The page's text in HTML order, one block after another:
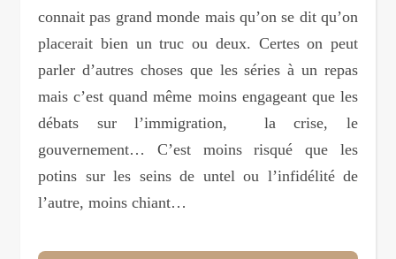
connait pas grand monde mais qu’on se dit qu’on
placerait bien un truc ou deux. Certes on peut
parler d’autres choses que les séries à un repas
mais c’est quand même moins engageant que les
débats sur l’immigration, la crise, le
gouvernement… C’est moins risqué que les
potins sur les seins de untel ou l’infidélité de
l’autre, moins chiant…